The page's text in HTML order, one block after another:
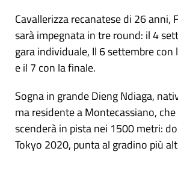
Cavallerizza recanatese di 26 anni,
sarà impegnata in tre round: il 4
gara individuale, Il 6 settembre con
e il 7 con la finale.
Sogna in grande Dieng Ndiaga,
ma residente a Montecassiano,
scenderà in pista nei 1500 metri:
Tokyo 2020, punta al gradino più